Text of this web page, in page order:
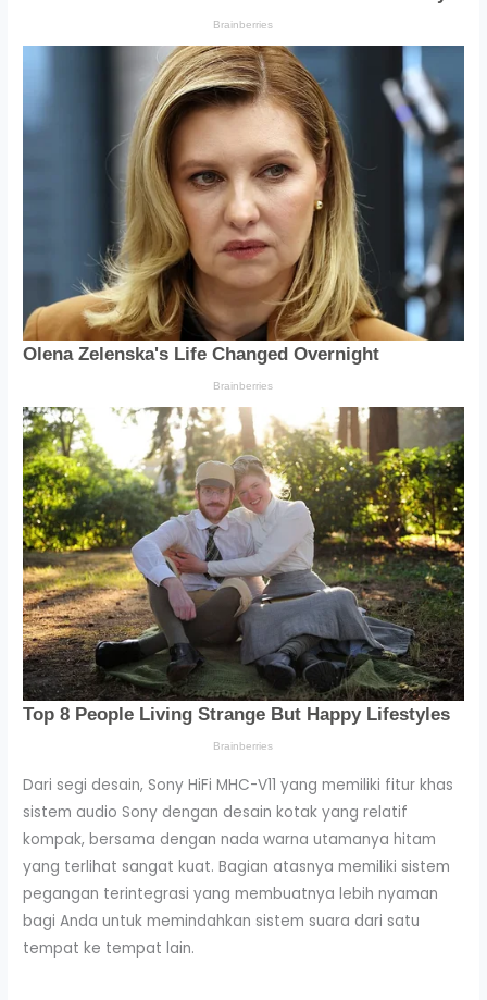
Dari segi desain, Sony HiFi MHC-V11 yang memiliki fitur khas
sistem audio Sony dengan desain kotak yang relatif
kompak, bersama dengan nada warna utamanya hitam
yang terlihat sangat kuat. Bagian atasnya memiliki sistem
pegangan terintegrasi yang membuatnya lebih nyaman
bagi Anda untuk memindahkan sistem suara dari satu
tempat ke tempat lain.